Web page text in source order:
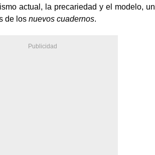
actual, la precariedad y el modelo, un
de los nuevos cuadernos.